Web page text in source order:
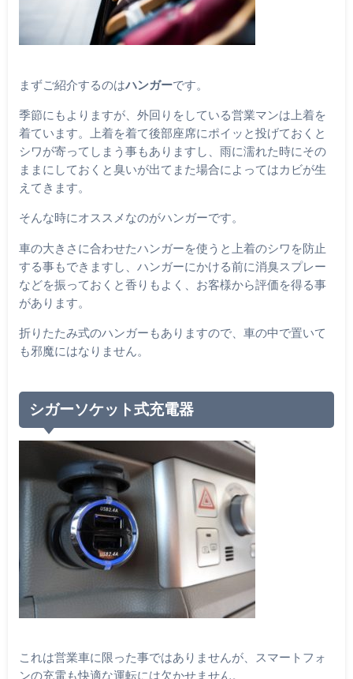
まずご紹介するのはハンガーです。
季節にもよりますが、外回りをしている営業マンは上着を
着ています。上着を着て後部座席にポイッと投げておくと
シワが寄ってしまう事もありますし、雨に濡れた時にその
ままにしておくと臭いが出てまた場合によってはカビが生
えてきます。
そんな時にオススメなのがハンガーです。
車の大きさに合わせたハンガーを使うと上着のシワを防止
する事もできますし、ハンガーにかける前に消臭スプレー
などを振っておくと香りもよく、お客様から評価を得る事
があります。
折りたたみ式のハンガーもありますので、車の中で置いて
も邪魔にはなりません。
シガーソケット式充電器
これは営業車に限った事ではありませんが、スマートフォ
ンの充電も快適な運転には欠かせません。